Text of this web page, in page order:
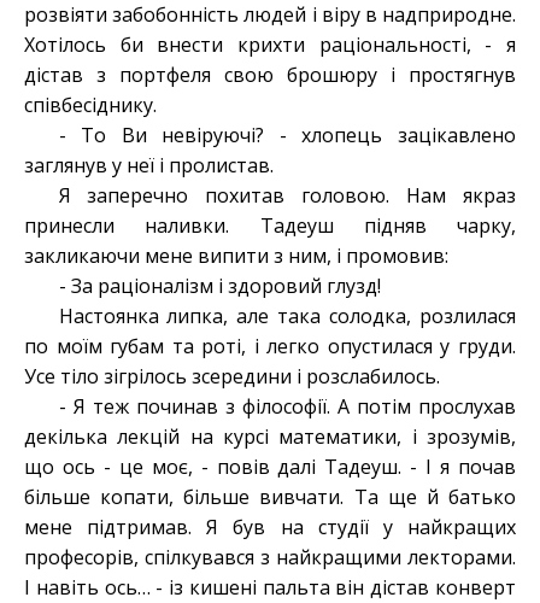
розвіяти забобонність людей і віру в надприродне.
Хотілось би внести крихти раціональності, - я
дістав з портфеля свою брошюру і простягнув
співбесіднику.
- То Ви невіруючі? - хлопець зацікавлено
заглянув у неї і пролистав.
Я заперечно похитав головою. Нам якраз
принесли наливки. Тадеуш підняв чарку,
закликаючи мене випити з ним, і промовив:
- За раціоналізм і здоровий глузд!
Настоянка липка, але така солодка, розлилася
по моїм губам та роті, і легко опустилася у груди.
Усе тіло зігрілось зсередини і розслабилось.
- Я теж починав з філософії. А потім прослухав
декілька лекцій на курсі математики, і зрозумів,
що ось - це моє, - повів далі Тадеуш. - І я почав
більше копати, більше вивчати. Та ще й батько
мене підтримав. Я був на студії у найкращих
професорів, спілкувався з найкращими лекторами.
І навіть ось… - із кишені пальта він дістав конверт